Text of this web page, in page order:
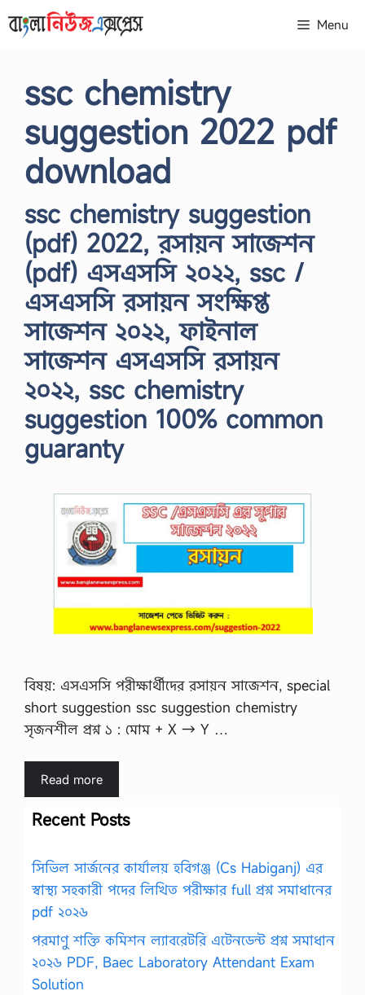
to
Menu
ssc chemistry
suggestion 2022 pdf
download
ssc chemistry suggestion
(pdf) 2022, রসায়ন সাজেশন
(pdf) এসএসসি ২০২২, ssc /
এসএসসি রসায়ন সংক্ষিপ্ত
সাজেশন ২০২২, ফাইনাল
সাজেশন এসএসসি রসায়ন
২০২২, ssc chemistry
suggestion 100% common
guaranty
বিষয়: এসএসসি পরীক্ষার্থীদের রসায়ন সাজেশন, special
short suggestion ssc suggestion chemistry
সৃজনশীল প্রশ্ন ১ : মোম + X → Y …
Read more
Recent Posts
সিভিল সার্জনের কার্যালয় হবিগঞ্জ (Cs Habiganj) এর
স্বাস্থ্য সহকারী পদের লিখিত পরীক্ষার full প্রশ্ন সমাধানের
pdf ২০২৬
পরমাণু শক্তি কমিশন ল্যাবরেটরি এটেনডেন্ট প্রশ্ন সমাধান
২০২৬ PDF, Baec Laboratory Attendant Exam
Solution